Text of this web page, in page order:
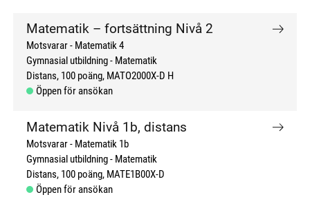
Matematik – fortsättning Nivå 2
Motsvarar - Matematik 4
Gymnasial utbildning
Matematik
Distans 100 poäng MATO2000X-D H
Öppen för ansökan
Matematik Nivå 1b, distans
Motsvarar - Matematik 1b
Gymnasial utbildning
Matematik
Distans 100 poäng MATE1B00X-D
Öppen för ansökan